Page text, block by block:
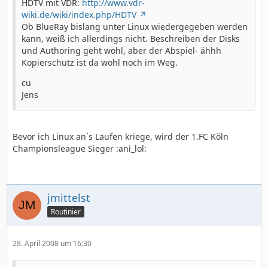
HDTV mit VDR: http://www.vdr-
wiki.de/wiki/index.php/HDTV
Ob BlueRay bislang unter Linux wiedergegeben werden
kann, weiß ich allerdings nicht. Beschreiben der Disks
und Authoring geht wohl, aber der Abspiel- ähhh
Kopierschutz ist da wohl noch im Weg.
cu
Jens
Bevor ich Linux an´s Laufen kriege, wird der 1.FC Köln
Championsleague Sieger :ani_lol:
jmittelst
Routinier
28. April 2008 um 16:30